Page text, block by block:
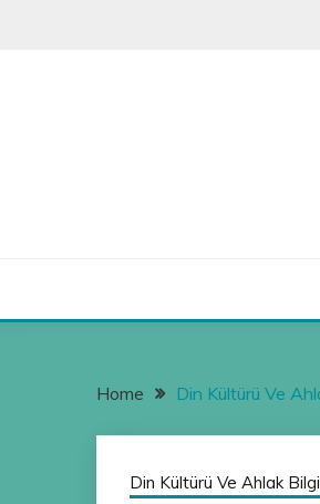
Home Din Kültürü Ve
Din Kültürü Ve Ahlak